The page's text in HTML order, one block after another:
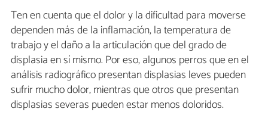
Ten en cuenta que el dolor y la dificultad para moverse
dependen más de la inflamación, la temperatura de
trabajo y el daño a la articulación que del grado de
displasia en sí mismo. Por eso, algunos perros que en el
análisis radiográfico presentan displasias leves pueden
sufrir mucho dolor, mientras que otros que presentan
displasias severas pueden estar menos doloridos.